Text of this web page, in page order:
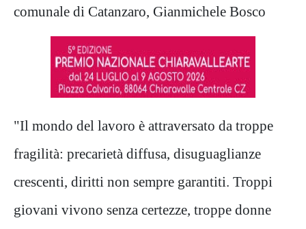
comunale di Catanzaro, Gianmichele Bosco
"Il mondo del lavoro è attraversato da troppe
fragilità: precarietà diffusa, disuguaglianze
crescenti, diritti non sempre garantiti. Troppi
giovani vivono senza certezze, troppe donne